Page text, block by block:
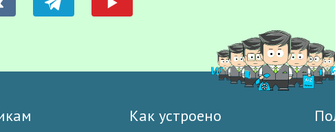
Как устроено